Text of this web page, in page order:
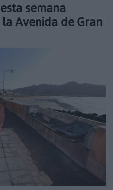
semana
Avenida de Gran